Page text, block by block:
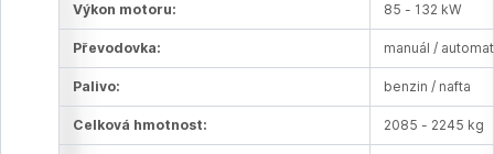
Výkon motoru: 85 - 132 kW
Převodovka: manuál / automat
Palivo: benzin / nafta
Celková hmotnost: 2085 - 2245 kg